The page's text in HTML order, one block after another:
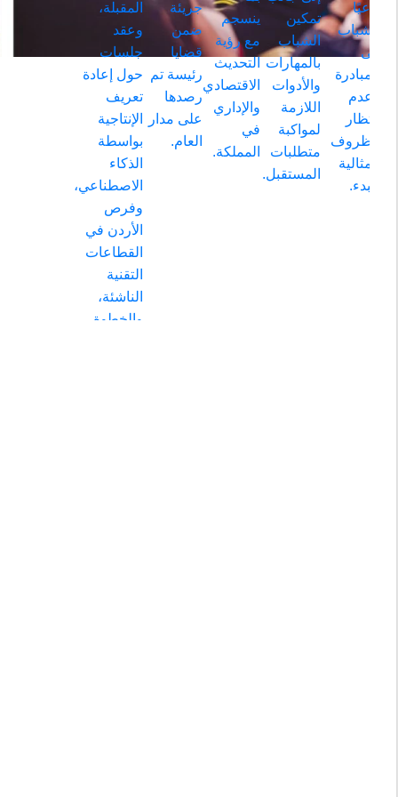
داعيًا
الشباب
إلى
المبادرة
وعدم
انتظار
الظروف
المثالية
للبدء.
تمكين
الشباب
بالمهارات
والأدوات
اللازمة
لمواكبة
متطلبات
المستقبل.
ينسجم
مع رؤية
التحديث
الاقتصادي
والإداري
في
المملكة.
جريئة
ضمن
قضايا
رئيسة تم
رصدها
على مدار
العام.
المقبلة،
وعقد
جلسات
حول إعادة
تعريف
الإنتاجية
بواسطة
الذكاء
الاصطناعي،
وفرص
الأردن في
القطاعات
التقنية
الناشئة،
والخطوة